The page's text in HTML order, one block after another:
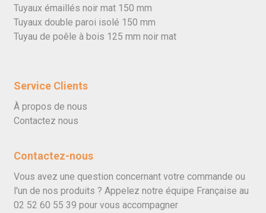
Tuyaux émaillés noir mat 150 mm
Tuyaux double paroi isolé 150 mm
Tuyau de poêle à bois 125 mm noir mat
Service Clients
À propos de nous
Contactez nous
Contactez-nous
Vous avez une question concernant votre commande ou
l'un de nos produits ? Appelez notre équipe Française au
02 52 60 55 39 pour vous accompagner